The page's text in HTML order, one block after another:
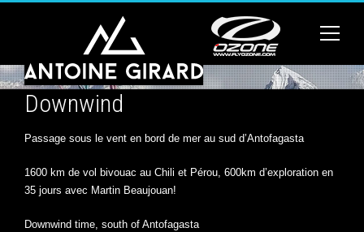
Downwind
Passage sous le vent en bord de mer au sud d’Antofagasta
1600 km de vol bivouac au Chili et Pérou, 600km d’exploration en
35 jours avec Martin Beaujouan!
Downwind time, south of Antofagasta